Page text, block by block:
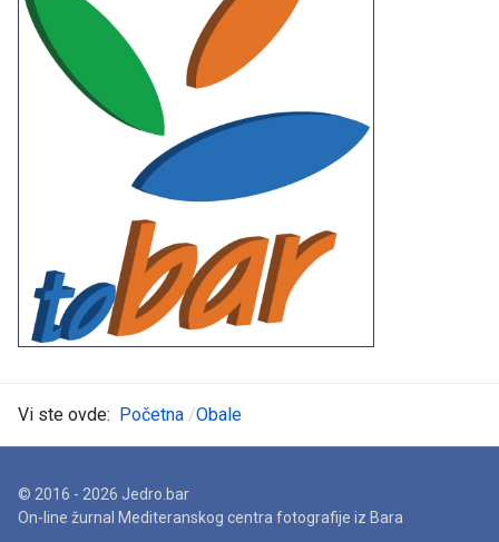
Vi ste ovde: Početna Obale
© 2016 - 2026 Jedro.bar
On-line žurnal Mediteranskog centra fotografije iz Bara